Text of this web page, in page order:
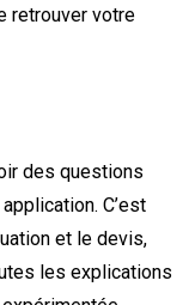
retrouver votre
des questions
C’est
et le devis,
les explications